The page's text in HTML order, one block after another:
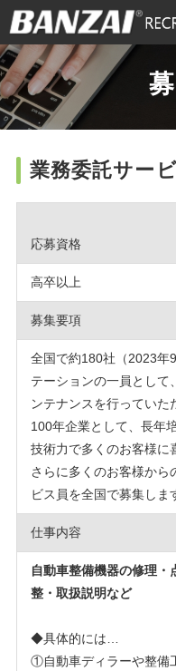
HOME
採用TOP
募集要項
ENTRY
業務委託募集
業務委託サー
応募資格
高卒以上
募集要項
全国で約180社（2023年
テーションの一員として
ンテナンスを行っていた
100年企業として、長年
技術力で多くのお客様に
さらに多くのお客様から
ビス員を全国で募集しま
仕事内容
自動車整備機器の修理・
整・取扱説明など
◆具体的には…
①自動車ディラーや整備